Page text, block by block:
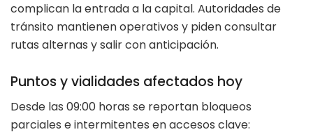
complican la entrada a la capital. Autoridades de
tránsito mantienen operativos y piden consultar
rutas alternas y salir con anticipación.
Puntos y vialidades afectados hoy
Desde las 09:00 horas se reportan bloqueos
parciales e intermitentes en accesos clave: